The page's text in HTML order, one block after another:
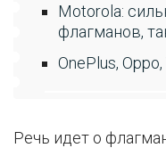
Motorola:
флагманов,
OnePlus,
Речь идет о